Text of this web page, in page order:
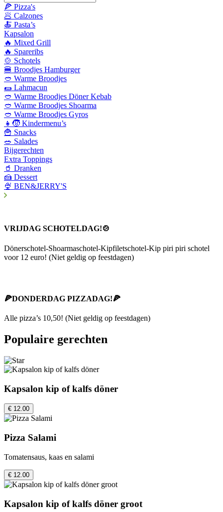
🍕 Pizza's
🥟 Calzones
🍝 Pasta’s
Kapsalon
🔥 Mixed Grill
🔥 Spareribs
🍲 Schotels
🍔 Broodjes Hamburger
🥙 Warme Broodjes
🌯 Lahmacun
🥙 Warme Broodjes Döner Kebab
🥙 Warme Broodjes Shoarma
🥙 Warme Broodjes Gyros
👧🧒 Kindermenu’s
🍟 Snacks
🥗 Salades
Bijgerechten
Extra Toppings
🥤 Dranken
🍰 Dessert
🍨 BEN&JERRY'S
VRIJDAG SCHOTELDAG!🍲
Dönerschotel-Shoarmaschotel-Kipfiletschotel-Kip piri piri schotel
voor 12 euro! (Niet geldig op feestdagen)
🍕DONDERDAG PIZZADAG!🍕
Alle pizza’s 10,50! (Niet geldig op feestdagen)
Populaire gerechten
Kapsalon kip of kalfs döner
€ 12.00
Pizza Salami
Tomatensaus, kaas en salami
€ 12.00
Kapsalon kip of kalfs döner groot